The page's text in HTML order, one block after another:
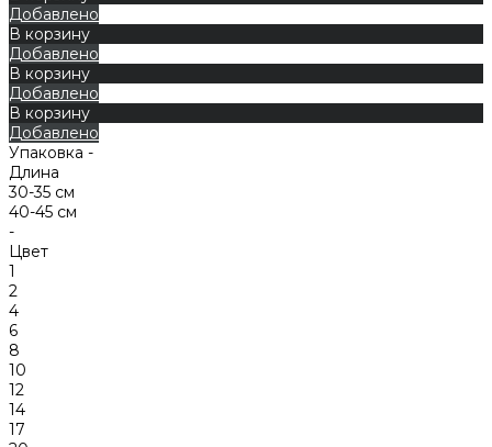
Добавлено
В корзину
Добавлено
В корзину
Добавлено
В корзину
Добавлено
Упаковка -
Длина
30-35 см
40-45 см
-
Цвет
1
2
4
6
8
10
12
14
17